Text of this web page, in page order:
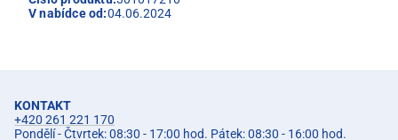
V nabídce od:04.06.2024
KONTAKT
+420 261 221 170
Pondělí - Čtvrtek: 08:30 - 17:00 hod. Pátek: 08:30 - 16:00 hod.